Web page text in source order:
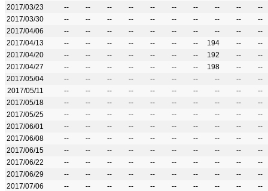
2017/03/23
-- -- -- -- -- -- -- -- --
--
2017/03/30
-- -- -- -- -- -- -- -- --
--
2017/04/06
-- -- -- -- -- -- -- -- --
--
2017/04/13
-- -- -- -- -- -- -- 194 --
--
2017/04/20
-- -- -- -- -- -- -- 192 --
--
2017/04/27
-- -- -- -- -- -- -- 198 --
--
2017/05/04
-- -- -- -- -- -- -- -- --
--
2017/05/11
-- -- -- -- -- -- -- -- --
--
2017/05/18
-- -- -- -- -- -- -- -- --
--
2017/05/25
-- -- -- -- -- -- -- -- --
--
2017/06/01
-- -- -- -- -- -- -- -- --
--
2017/06/08
-- -- -- -- -- -- -- -- --
--
2017/06/15
-- -- -- -- -- -- -- -- --
--
2017/06/22
-- -- -- -- -- -- -- -- --
--
2017/06/29
-- -- -- -- -- -- -- -- --
--
2017/07/06
-- -- -- -- -- -- -- -- --
--